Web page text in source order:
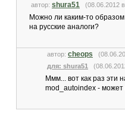
автор: shura51 (08.06.2012
Можно ли каким-то
на русские аналоги?
автор: cheops
для: shura51
Ммм... вот как раз эти
mod_autoindex -